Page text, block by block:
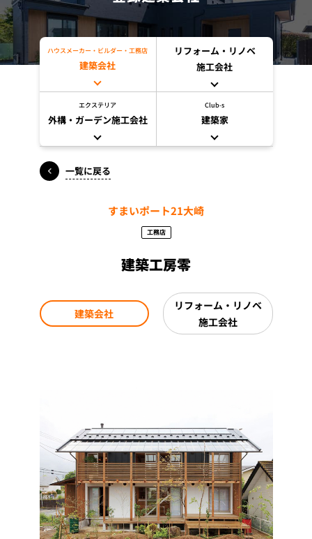
ハウスメーカー・ビルダー・工務店
建築会社
リフォーム・リノベ
施工会社
エクステリア
外構・ガーデン施工会社
Club-s
建築家
一覧に戻る
すまいポート21大崎
工務店
建築工房零
建築会社
リフォーム・リノベ
施工会社